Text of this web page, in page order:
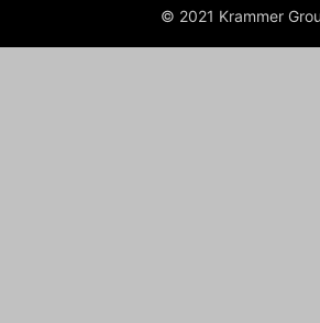
© 2021 Krammer